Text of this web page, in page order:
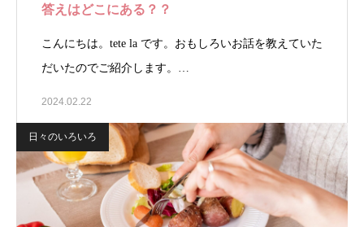
答えはどこにある？？
こんにちは。tete la です。おもしろいお話を教えていた
だいたのでご紹介します。…
2024.02.22
日々のいろいろ